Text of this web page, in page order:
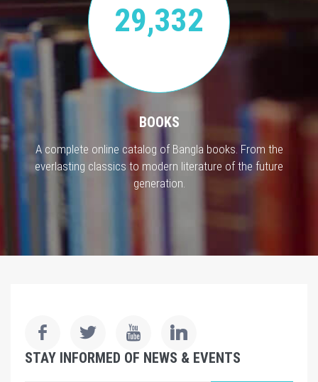
29,332
BOOKS
A complete online catalog of Bangla books. From the
everlasting classics to modern literature of the future
generation.
STAY INFORMED OF NEWS & EVENTS